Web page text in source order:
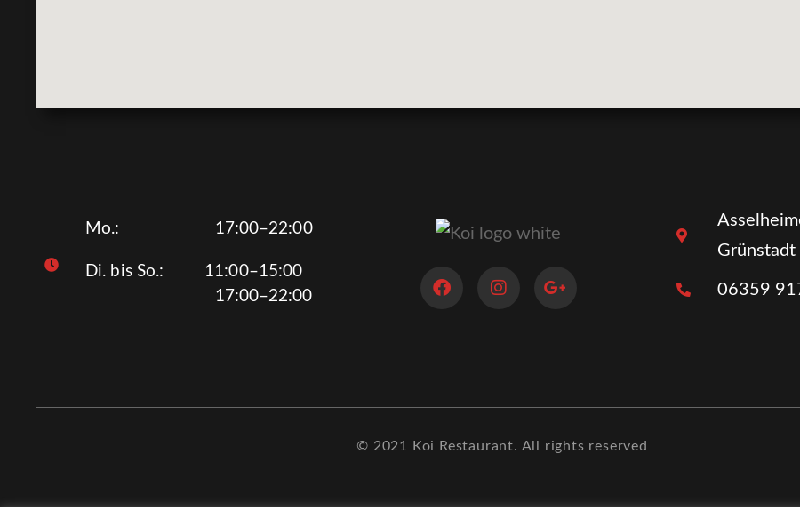
Mo.: 17:00–22:00
Di. bis So.: 11:00–15:00
17:00–22:00
Grünstadt
06359
© 2021 Koi Restaurant. All rights reserved